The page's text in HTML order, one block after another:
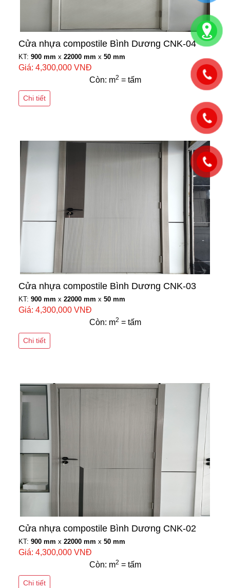
Cửa nhựa compostile Bình Dương CNK-04
KT: 900 mm x 22000 mm x 50 mm
Giá: 4,300,000 VNĐ
Còn: m2 = tấm
Chi tiết
Cửa nhựa compostile Bình Dương CNK-03
KT: 900 mm x 22000 mm x 50 mm
Giá: 4,300,000 VNĐ
Còn: m2 = tấm
Chi tiết
Cửa nhựa compostile Bình Dương CNK-02
KT: 900 mm x 22000 mm x 50 mm
Giá: 4,300,000 VNĐ
Còn: m2 = tấm
Chi tiết